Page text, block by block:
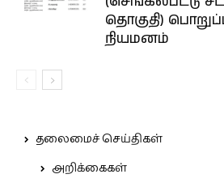
தொகுதி)
நியமனம்
தலைமைச் செய்திகள்
அறிக்கைகள்